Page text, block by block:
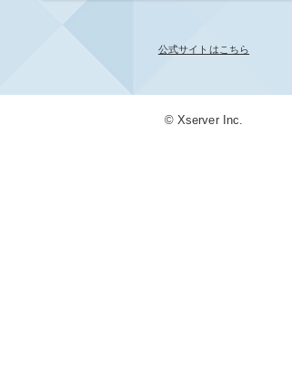
公式サイトはこちら
© Xserver Inc.